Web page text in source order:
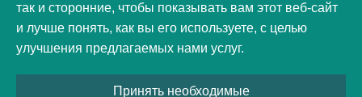
являются собственностью их владельцев. Все названия компаний,
Разработан
так и сторонние, чтобы показывать вам этот веб-сайт
и лучше понять, как вы его используете, с целью
улучшения предлагаемых нами услуг.
Принять необходимые